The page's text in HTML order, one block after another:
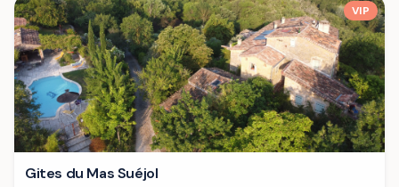
VIP
Gites du Mas Suéjol